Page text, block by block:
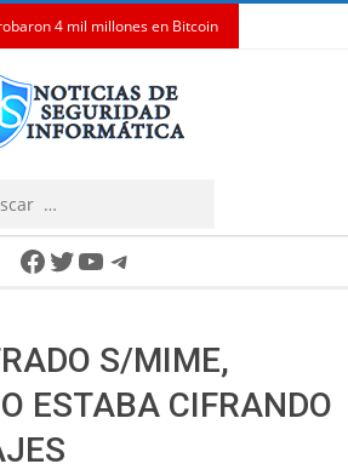
4 mil millones en Bitcoin
Facebook
Twitter
YouTube
Telegram
S/MIME,
ESTABA CIFRANDO